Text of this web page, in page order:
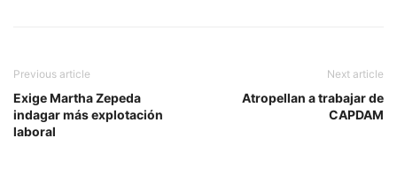
Previous article
Exige Martha Zepeda
indagar más explotación
laboral
Next article
Atropellan a trabajar de
CAPDAM